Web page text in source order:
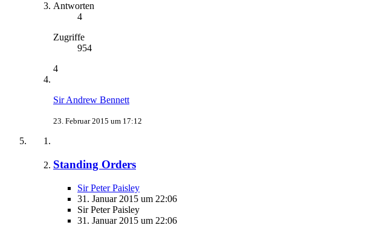
Antworten
4
Zugriffe
954
4
Sir Andrew Bennett
23. Februar 2015 um 17:12
Standing Orders
Sir Peter Paisley
31. Januar 2015 um 22:06
Sir Peter Paisley
31. Januar 2015 um 22:06